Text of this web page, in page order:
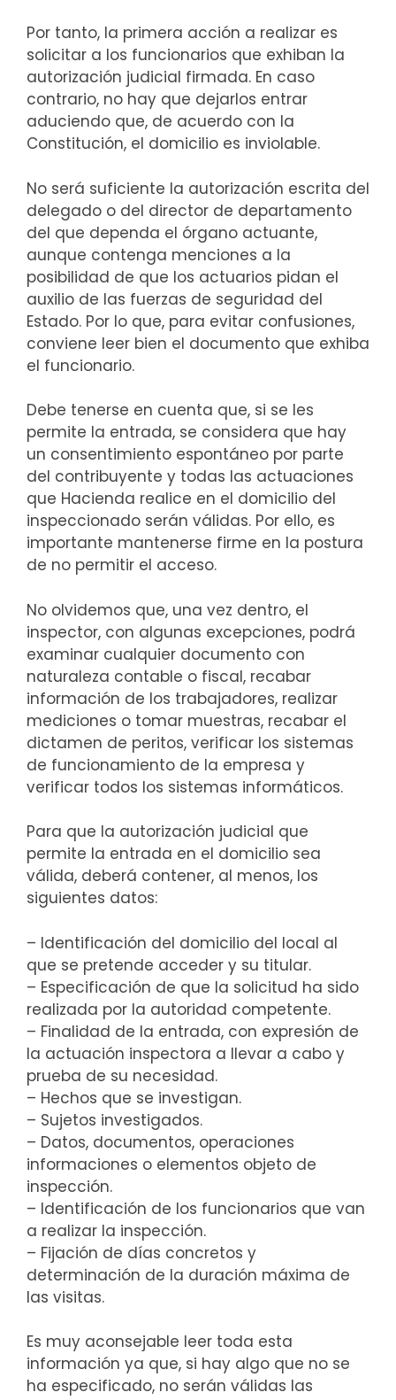
Por tanto, la primera acción a realizar es
solicitar a los funcionarios que exhiban la
autorización judicial firmada. En caso
contrario, no hay que dejarlos entrar
aduciendo que, de acuerdo con la
Constitución, el domicilio es inviolable.
No será suficiente la autorización escrita del
delegado o del director de departamento
del que dependa el órgano actuante,
aunque contenga menciones a la
posibilidad de que los actuarios pidan el
auxilio de las fuerzas de seguridad del
Estado. Por lo que, para evitar confusiones,
conviene leer bien el documento que exhiba
el funcionario.
Debe tenerse en cuenta que, si se les
permite la entrada, se considera que hay
un consentimiento espontáneo por parte
del contribuyente y todas las actuaciones
que Hacienda realice en el domicilio del
inspeccionado serán válidas. Por ello, es
importante mantenerse firme en la postura
de no permitir el acceso.
No olvidemos que, una vez dentro, el
inspector, con algunas excepciones, podrá
examinar cualquier documento con
naturaleza contable o fiscal, recabar
información de los trabajadores, realizar
mediciones o tomar muestras, recabar el
dictamen de peritos, verificar los sistemas
de funcionamiento de la empresa y
verificar todos los sistemas informáticos.
Para que la autorización judicial que
permite la entrada en el domicilio sea
válida, deberá contener, al menos, los
siguientes datos:
– Identificación del domicilio del local al
que se pretende acceder y su titular.
– Especificación de que la solicitud ha sido
realizada por la autoridad competente.
– Finalidad de la entrada, con expresión de
la actuación inspectora a llevar a cabo y
prueba de su necesidad.
– Hechos que se investigan.
– Sujetos investigados.
– Datos, documentos, operaciones
informaciones o elementos objeto de
inspección.
– Identificación de los funcionarios que van
a realizar la inspección.
– Fijación de días concretos y
determinación de la duración máxima de
las visitas.
Es muy aconsejable leer toda esta
información ya que, si hay algo que no se
ha especificado, no serán válidas las